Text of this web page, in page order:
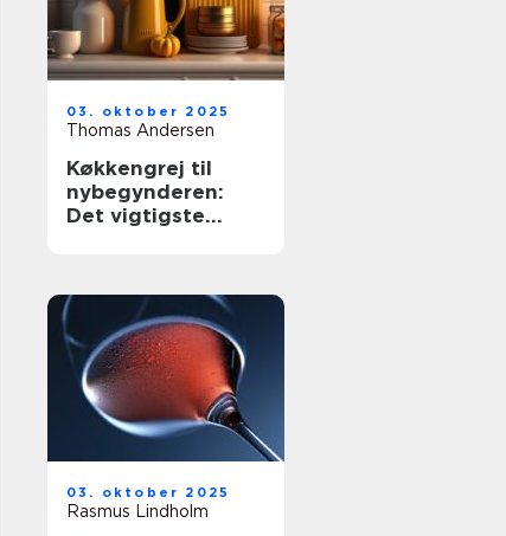
03. oktober 2025
Thomas Andersen
Køkkengrej til
nybegynderen:
Det vigtigste
03. oktober 2025
Rasmus Lindholm